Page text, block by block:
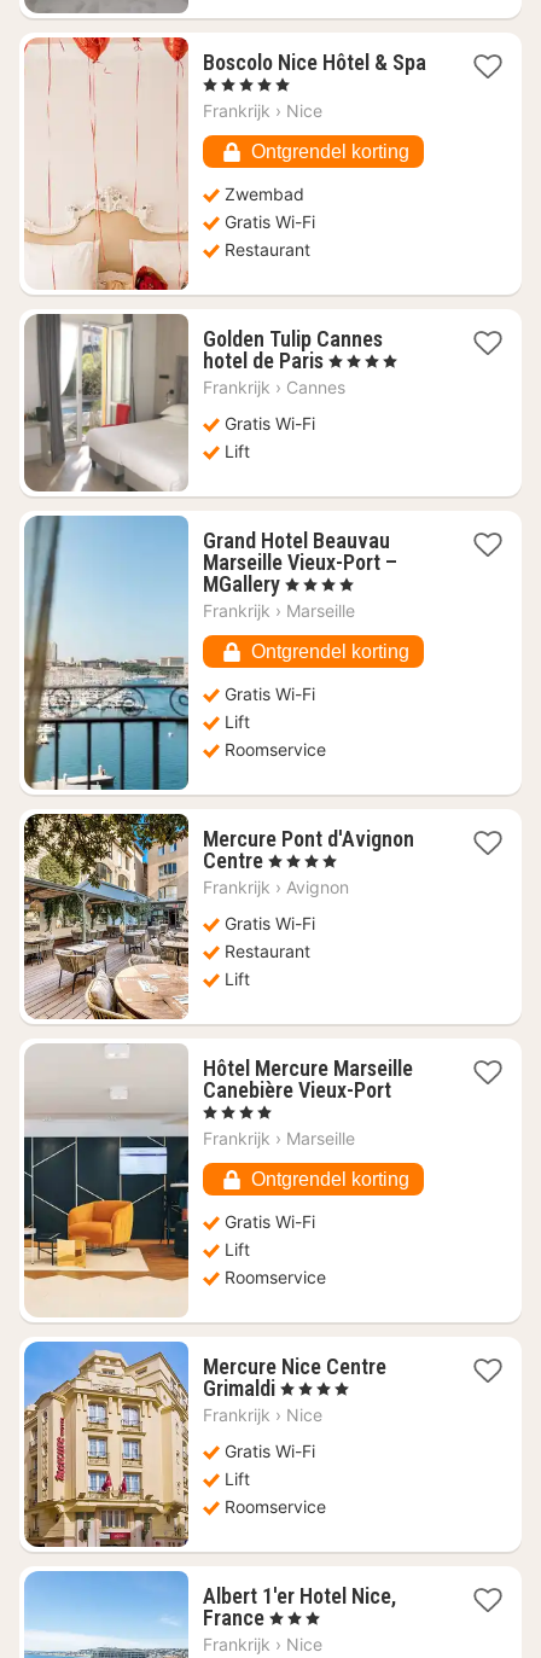
Boscolo Nice Hôtel & Spa
1
nacht
€
560
, 5 Sterren
Frankrijk › Nice
Ontgrendel korting
Zwembad
Gratis Wi-Fi
Restaurant
Golden Tulip Cannes
hotel de Paris1
nacht
, 4 Sterren
Frankrijk › Cannes
Gratis Wi-Fi
Lift
Grand Hotel Beauvau
Marseille Vieux-Port –
MGallery1
nacht
€
136,85
, 4 Sterren
Frankrijk › Marseille
Ontgrendel korting
Gratis Wi-Fi
Lift
Roomservice
Mercure Pont d'Avignon
Centre1
nacht
vanaf
€
97,94
, 4 Sterren
Frankrijk › Avignon
Gratis Wi-Fi
Restaurant
Lift
Hôtel Mercure Marseille
Canebière Vieux-Port1
123,59
, 4 Sterren
Frankrijk › Marseille
Ontgrendel korting
Gratis Wi-Fi
Lift
Roomservice
Mercure Nice Centre
Grimaldi1
nacht
€
, 4 Sterren
Frankrijk › Nice
Gratis Wi-Fi
Lift
Roomservice
Albert 1'er Hotel Nice,
France1
nacht
, 3 Sterren
Frankrijk › Nice